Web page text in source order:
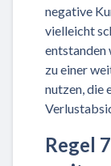
negative
vielleicht
entstanden
zu einer
nutzen, die
Regel